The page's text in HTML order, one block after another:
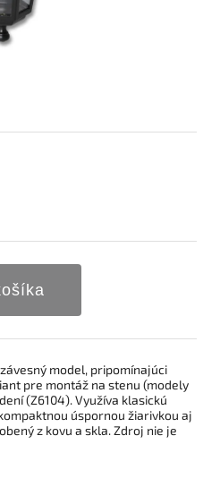
model, pripomínajúci
pre montáž na stenu (modely
(Z6104). Využíva klasickú
úspornou žiarivkou aj
z kovu a skla. Zdroj nie je